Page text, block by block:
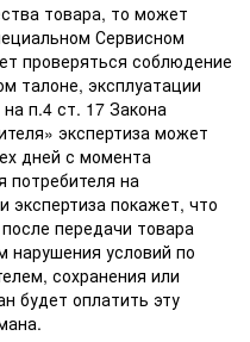
товара, то может
Сервисном
проверяться соблюдение
талоне, эксплуатации
п.4 ст. 17 Закона
экспертиза может
дней с момента
потребителя на
экспертиза покажет, что
передачи товара
нарушения условий по
сохранения или
будет оплатить эту